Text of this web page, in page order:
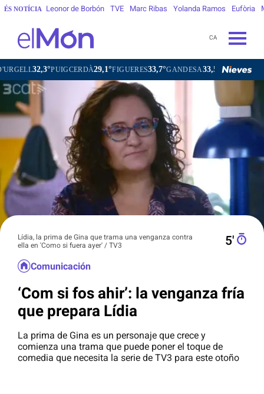
ÉS NOTÍCIA Leonor de Borbón TVE Marc Ribas Yolanda Ramos Eufòria
CA
PUIGCERDÀ29,1°FIGUERES33,7°GANDESA33,5°L'HOSPITALET DE
Lídia, la prima de Gina que trama una venganza contra
ella en 'Como si fuera ayer' / TV3
5′
Comunicación
‘Com si fos ahir’: la venganza fría
que prepara Lídia
La prima de Gina es un personaje que crece y
comienza una trama que puede poner el toque de
comedia que necesita la serie de TV3 para este otoño